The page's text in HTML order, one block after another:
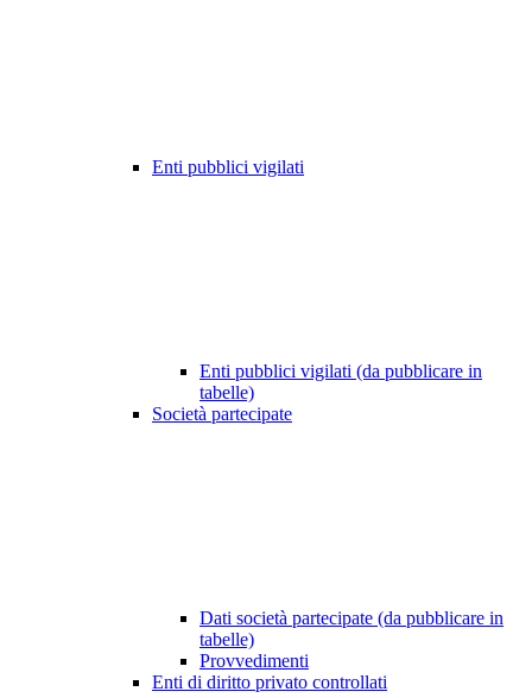
Enti pubblici vigilati
Enti pubblici vigilati (da pubblicare in
tabelle)
Società partecipate
Dati società partecipate (da pubblicare in
tabelle)
Provvedimenti
Enti di diritto privato controllati